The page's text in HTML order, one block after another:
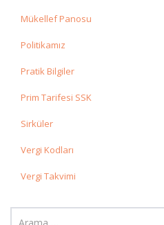
Mükellef Panosu
Politikamız
Pratik Bilgiler
Prim Tarifesi SSK
Sirküler
Vergi Kodları
Vergi Takvimi